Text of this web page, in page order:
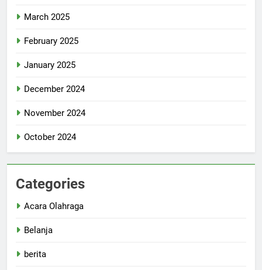
March 2025
February 2025
January 2025
December 2024
November 2024
October 2024
Categories
Acara Olahraga
Belanja
berita